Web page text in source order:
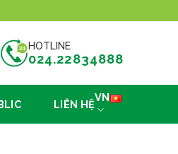
HOTLINE
024.22834888
LIÊN HỆ
VN